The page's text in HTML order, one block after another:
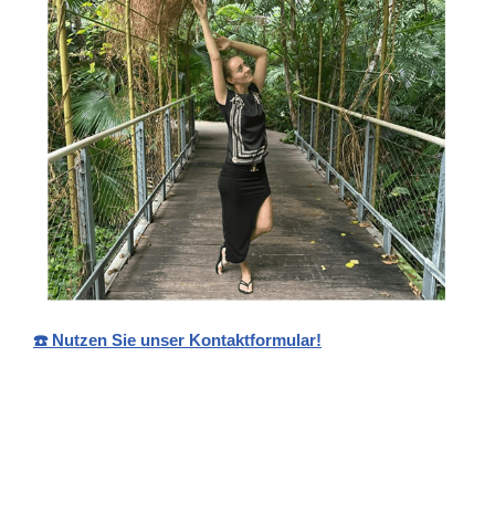
☎️ Nutzen Sie unser Kontaktformular!